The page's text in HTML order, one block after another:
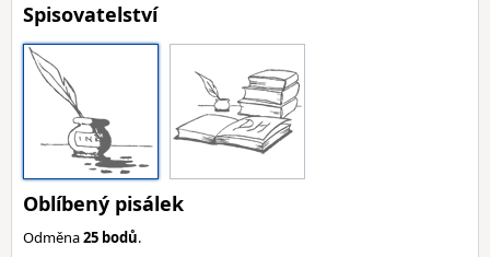
Spisovatelství
Oblíbený pisálek
Odměna25 bodů.